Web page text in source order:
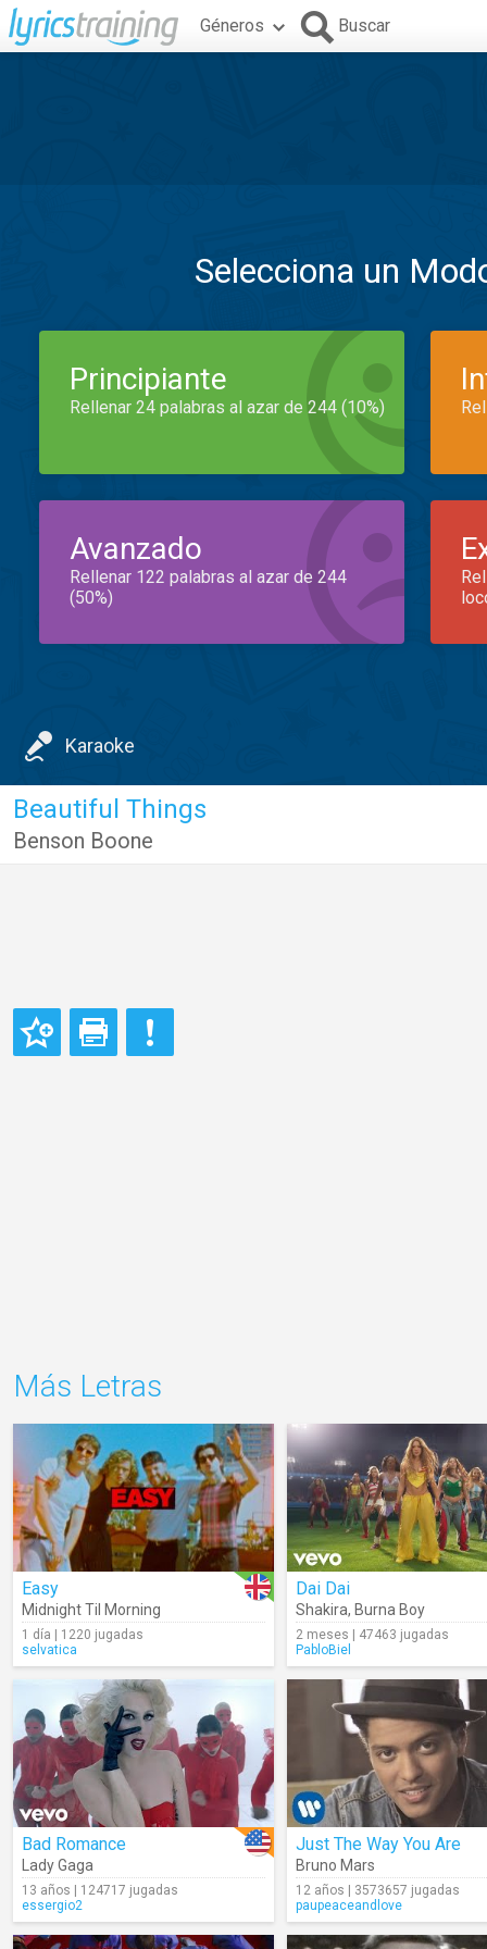
Géneros Buscar
Selecciona un
Principiante
Rellenar 24 palabras al azar de 244 (10%)
Avanzado
Rellenar 122 palabras al azar de 244
(50%)
Karaoke
Beautiful Things
Benson Boone
Más Letras
Easy
Midnight Til Morning
1 día | 1220 jugadas
selvatica
Dai Dai
Shakira, Burna Boy
2 meses | 47463 jugadas
PabloBiel
Bad Romance
Lady Gaga
13 años | 124717 jugadas
essergio2
Just The Way You Are
Bruno Mars
12 años | 3573657 jugadas
paupeaceandlove